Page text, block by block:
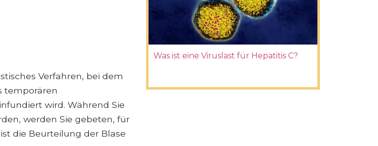
Verfahren, bei dem
temporären
wird. Während Sie
werden Sie gebeten, für
die Beurteilung der Blase
Was ist eine Viruslast für Hepatitis C?